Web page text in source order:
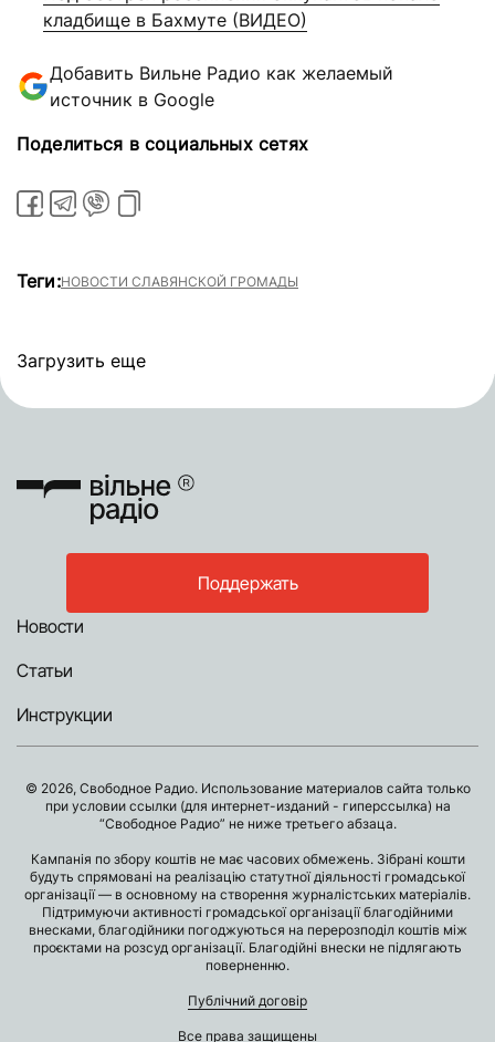
кладбище в Бахмуте (ВИДЕО)
Добавить Вильне Радио как желаемый
источник в Google
Поделиться в социальных сетях
Теги:НОВОСТИ СЛАВЯНСКОЙ ГРОМАДЫ
Загрузить еще
Поддержать
Новости
Статьи
Инструкции
© 2026, Свободное Радио. Использование материалов сайта только
при условии ссылки (для интернет-изданий - гиперссылка) на
“Свободное Радио” не ниже третьего абзаца.
Кампанія по збору коштів не має часових обмежень. Зібрані кошти
будуть спрямовані на реалізацію статутної діяльності громадської
організації — в основному на створення журналістських матеріалів.
Підтримуючи активності громадської організації благодійними
внесками, благодійники погоджуються на перерозподіл коштів між
проєктами на розсуд організації. Благодійні внески не підлягають
поверненню.
Публічний договір
Все права защищены